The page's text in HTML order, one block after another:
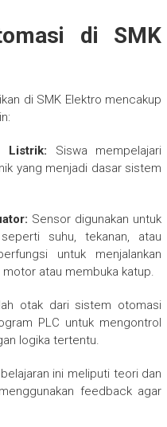
di SMK
di SMK Elektro mencakup
Listrik: Siswa mempelajari
yang menjadi dasar sistem
Sensor digunakan untuk
suhu, tekanan, atau
untuk menjalankan
atau membuka katup.
otak dari sistem otomasi
PLC untuk mengontrol
logika tertentu.
ini meliputi teori dan
feedback agar